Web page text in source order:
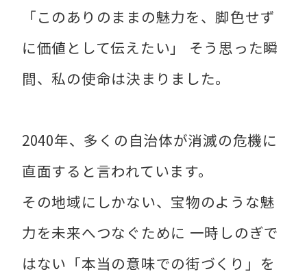
「このありのままの魅力を、脚色せず
に価値として伝えたい」 そう思った瞬
間、私の使命は決まりました。
2040年、多くの自治体が消滅の危機に
直面すると言われています。
その地域にしかない、宝物のような魅
力を未来へつなぐために 一時しのぎで
はない「本当の意味での街づくり」を